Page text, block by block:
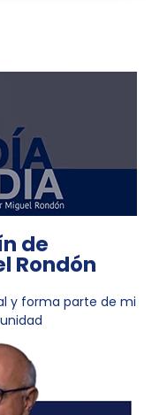
de
Rondón
y forma parte de mi